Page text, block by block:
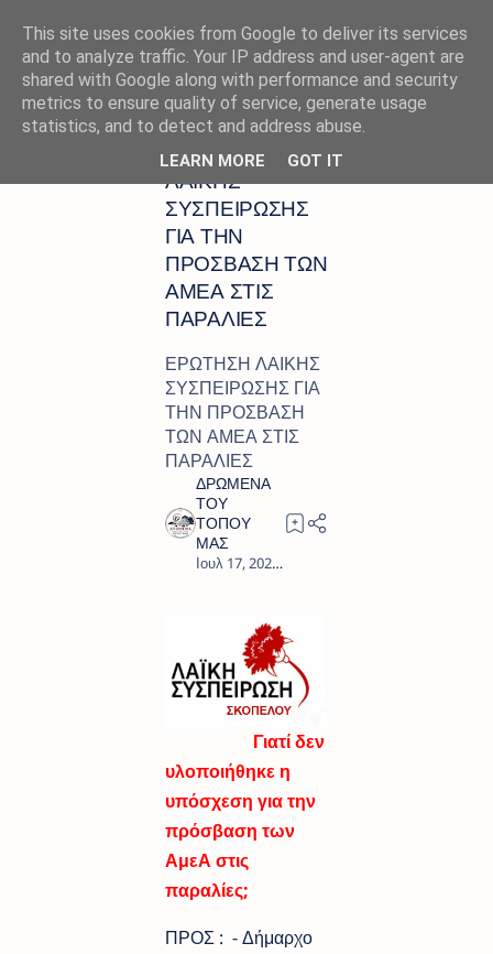
Αρχική σελίδα ΔΗΜΑΡΧΟΣ ΣΚΟΠΕΛΟΥ
ΕΡΩΤΗΣΗ
ΛΑΪΚΗΣ
ΣΥΣΠΕΙΡΩΣΗΣ
ΓΙΑ ΤΗΝ
ΠΡΟΣΒΑΣΗ ΤΩΝ
ΑΜΕΑ ΣΤΙΣ
ΠΑΡΑΛΙΕΣ
ΕΡΩΤΗΣΗ ΛΑΙΚΗΣ
ΣΥΣΠΕΙΡΩΣΗΣ ΓΙΑ
ΤΗΝ ΠΡΟΣΒΑΣΗ
ΤΩΝ ΑΜΕΑ ΣΤΙΣ
ΠΑΡΑΛΙΕΣ
Γιατί δεν
υλοποιήθηκε η
υπόσχεση για την
πρόσβαση των
ΑμεΑ στις
παραλίες;
ΠΡΟΣ : - Δήμαρχο
This site uses cookies from Google to deliver its services
and to analyze traffic. Your IP address and user-agent are
shared with Google along with performance and security
metrics to ensure quality of service, generate usage
statistics, and to detect and address abuse.
LEARN MORE GOT IT